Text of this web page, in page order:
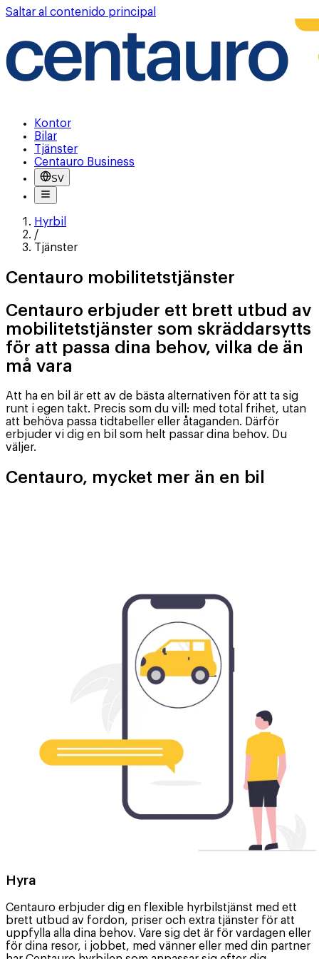
Saltar al contenido principal
Kontor
Bilar
Tjänster
Centauro Business
SV
Hyrbil
/
Tjänster
Centauro mobilitetstjänster
Centauro erbjuder ett brett utbud av
mobilitetstjänster som skräddarsytts
för att passa dina behov, vilka de än
må vara
Att ha en bil är ett av de bästa alternativen för att ta sig
runt i egen takt. Precis som du vill: med total frihet, utan
att behöva passa tidtabeller eller åtaganden. Därför
erbjuder vi dig en bil som helt passar dina behov. Du
väljer.
Centauro, mycket mer än en bil
Hyra
Centauro erbjuder dig en flexible hyrbilstjänst med ett
brett utbud av fordon, priser och extra tjänster för att
uppfylla alla dina behov. Vare sig det är för vardagen eller
för dina resor, i jobbet, med vänner eller med din partner